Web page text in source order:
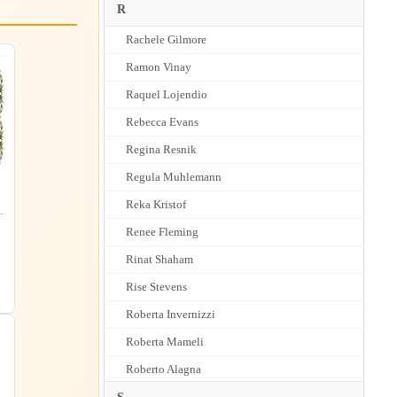
R
Rachele Gilmore
Ramon Vinay
Raquel Lojendio
Rebecca Evans
Regina Resnik
Regula Muhlemann
Reka Kristof
Renee Fleming
Rinat Shaham
Rise Stevens
Roberta Invernizzi
Roberta Mameli
Roberto Alagna